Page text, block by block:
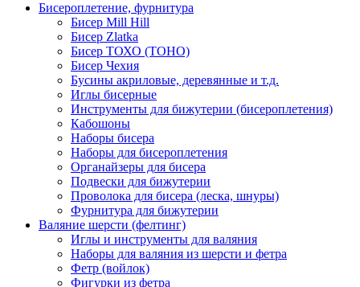
Бисероплетение, фурнитура
Бисер Mill Hill
Бисер Zlatka
Бисер ТОХО (TOHO)
Бисер Чехия
Бусины акриловые, деревянные и т.д.
Иглы бисерные
Инструменты для бижутерии (бисероплетения)
Кабошоны
Наборы бисера
Наборы для бисероплетения
Органайзеры для бисера
Подвески для бижутерии
Проволока для бисера (леска, шнуры)
Фурнитура для бижутерии
Валяние шерсти (фелтинг)
Иглы и инструменты для валяния
Наборы для валяния из шерсти и фетра
Фетр (войлок)
Фигурки из фетра